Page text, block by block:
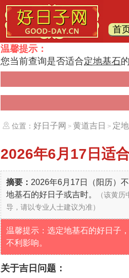
首
温馨提示：
您当前查询是否适合定地基石
位置： 好日子网 > 黄道吉日 > 定
2026年6月17日 适
摘要： 2026年6月17日（阳历）
地基石的好日子或吉时。
（该黄
导，请以专业人士建议为准）
温馨提示：选定地基石的好日子
不利影响。
关于吉日问题：